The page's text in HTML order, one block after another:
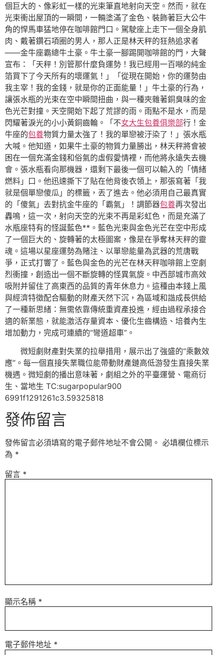
個巨大的、像彩虹一樣的光束筆直地射向天空。然而，就在
光束衝出屋頂的一瞬間，一輛塗滿了金色、裝飾著巨大公牛
角的悍馬車猛地停在咖啡館門口。駕駛座上走下一個全身肌
肉、戴著鑽石項圈的男人，那人正是林天秤的狂熱追求者
——金牛座霸總牛土豪。牛土豪一腳踢開咖啡館的門，大聲
宣布：「天秤！別管那什麼負運勢！我已經用一百噸的純金
箔買下了今天所有的壞運氣！」「從現在開始，你的運勢由
我主宰！我的金錢，就是你的正面能量！」牛土豪的行為，
讓張水瓶的光束在空中瞬間扭曲，與一種夾雜著銅臭味的金
色光芒對撞。天空開始下起了荒謬的雨。雨點不是水，而是
閃耀著淚光的小小黃銅齒輪。「不女大生包養俱樂部行！金
牛座的包養物質力量太強了！我的單戀被汙染了！」張水瓶
大喊。他知道，如果牛土豪的物質力量勝出，林天秤將會被
困在一個充滿金錢和俗氣的虛假愛情裡，而他將永遠失去機
會。張水瓶看向那機器，還剩下最後一個可以輸入的「情緒
燃料」口。他迅速撕下了貼在他背後衣領上，那張寫著「我
就是個單戀傻瓜」的標籤，丟了進去。他必須用自己最真實
的「傻氣」去對抗金牛座的「霸氣」！調節器包養再次發出
轟鳴，這一次，射向天空的光束不再是彩虹色，而是充滿了
水瓶座特有的怪誕藍色**。藍色光束與金色光芒在空中形成
了一個巨大的、旋轉著的太極圖案，像是在爭奪林天秤的靈
魂。這場以星座運勢為賭注、以單戀能量為武器的荒唐戰
爭，正式打響了。藍色與金色的光芒在林天秤咖啡館上空劇
烈衝撞，創造出一個不斷旋轉的怪異氣旋。中西部城市高效
吸附并留住了高東西的品質的青年休息力。這種由本錢上風
與經濟特徵配合驅動的財產天然下沉，為區域和諧成長供給
了一種新思緒：無需依靠傳統重資產投進，經由過程承接合
適的新業態，就能激活存量資本、優化生齒構造、培養內生
增加動力，完成可連續的“彎道超車”。
微短劇財產對失業的拉舉措用，展示出了強盛的“乘數效
應”。每一個直接失業職位能帶動財產鏈高低游發生直接失業
機遇。微短劇的播出意味著，劇組之外的平臺運營、電商衍
生、當地生 TC:sugarpopular900
6991f1291261c3.59325818
發佈留言
發佈留言必須填寫的電子郵件地址不會公開。 必填欄位標示
為 *
留言 *
顯示名稱 *
電子郵件地址 *